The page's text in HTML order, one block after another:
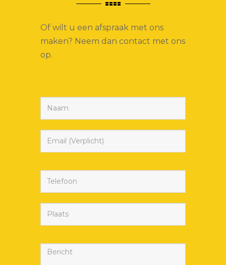
Of wilt u een afspraak met ons
maken? Neem dan contact met ons
op.